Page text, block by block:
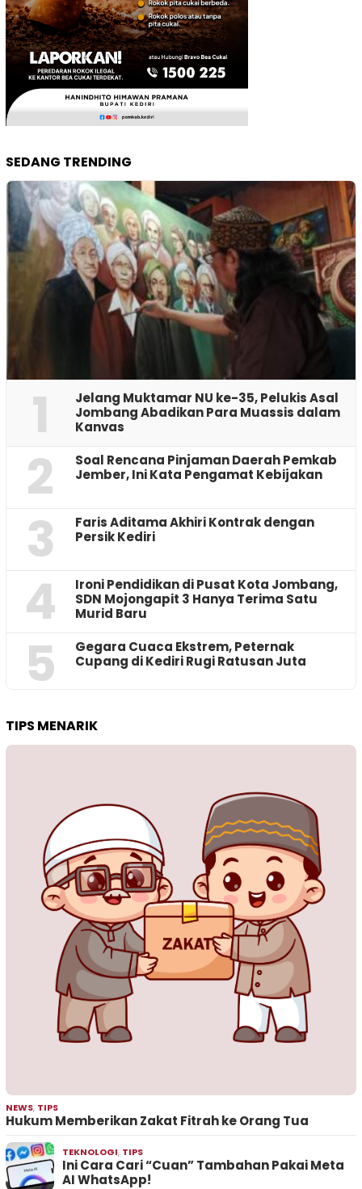
SEDANG TRENDING
1
Jelang Muktamar NU ke-35, Pelukis Asal
Jombang Abadikan Para Muassis dalam
Kanvas
2
‎Soal Rencana Pinjaman Daerah Pemkab
Jember, Ini Kata Pengamat Kebijakan ‎
3
Faris Aditama Akhiri Kontrak dengan
Persik Kediri
4
Ironi Pendidikan di Pusat Kota Jombang,
SDN Mojongapit 3 Hanya Terima Satu
Murid Baru
5
‎Gegara Cuaca Ekstrem, Peternak
Cupang di Kediri Rugi Ratusan Juta
TIPS MENARIK
NEWS, TIPS
Hukum Memberikan Zakat Fitrah ke Orang Tua
TEKNOLOGI, TIPS
Ini Cara Cari “Cuan” Tambahan Pakai Meta
AI WhatsApp!